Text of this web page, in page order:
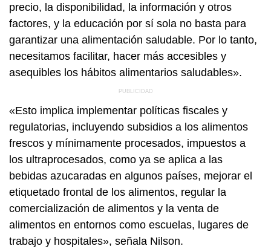
precio, la disponibilidad, la información y otros
factores, y la educación por sí sola no basta para
garantizar una alimentación saludable. Por lo tanto,
necesitamos facilitar, hacer más accesibles y
asequibles los hábitos alimentarios saludables».
«Esto implica implementar políticas fiscales y
regulatorias, incluyendo subsidios a los alimentos
frescos y mínimamente procesados, impuestos a
los ultraprocesados, como ya se aplica a las
bebidas azucaradas en algunos países, mejorar el
etiquetado frontal de los alimentos, regular la
comercialización de alimentos y la venta de
alimentos en entornos como escuelas, lugares de
trabajo y hospitales», señala Nilson.